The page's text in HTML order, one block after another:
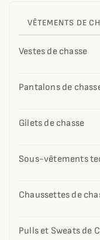
VÊTEMENTS DE
Vestes de chasse
Pantalons de
Gilets de chasse
Sous-vêtements
Chaussettes de
Pulls et Sweats de